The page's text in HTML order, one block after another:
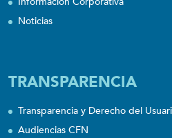
Noticias
TRANSPARENCIA
Transparencia y Derecho del
Audiencias CFN